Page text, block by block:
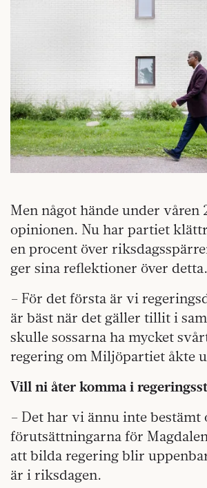
Men något hände under våren
opinionen. Nu har partiet
en procent över
ger sina reflektioner över detta.
– För det första är vi
är bäst när det gäller tillit i
skulle sossarna ha mycket
regering om Miljöpartiet åkte
Vill ni åter komma i
– Det har vi ännu inte bestämt
förutsättningarna för
att bilda regering blir
är i riksdagen.